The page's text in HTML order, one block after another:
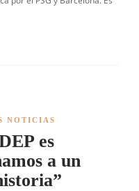
NOTICIAS
es
a un